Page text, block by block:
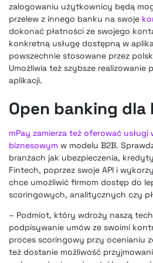
zalogowaniu użytkownicy będą
przelew z innego banku na swoje
dokonać płatności ze swojego
konkretną usługę dostępną w
powszechnie stosowane przez
Umożliwia też szybsze realizowanie
aplikacji.
Open banking dla
mPay zamierza też oferować usługi
biznesowym w modelu B2B.
branżach jak ubezpieczenia,
Fintech, poprzez swoje API i
chce umożliwić firmom dostęp do
scoringowych, analitycznych czy
– Podmiot, który wdroży naszą
podpisywanie umów ze swoimi
proces scoringowy przy ocenianiu
też dostanie możliwość